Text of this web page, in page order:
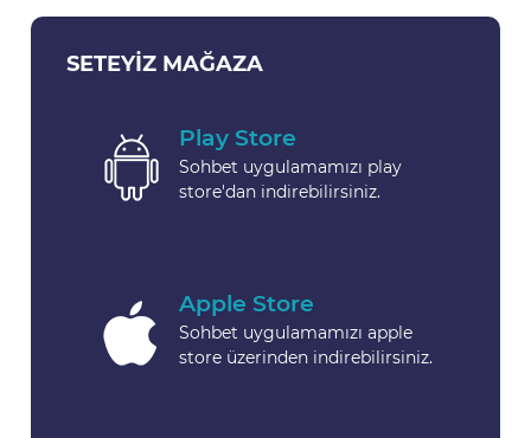
SETEYIZ MAĞAZA
Play Store
Sohbet uygulamamızı play
store'dan indirebilirsiniz.
Apple Store
Sohbet uygulamamızı apple
store üzerinden indirebilirsiniz.